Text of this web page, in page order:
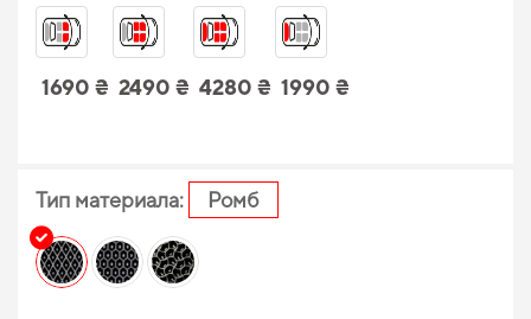
1690 ₴ 2490 ₴ 4280 ₴ 1990 ₴
Тип материала: Ромб